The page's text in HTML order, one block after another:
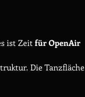
ist Zeit für OpenAir
Die Tanzfläche